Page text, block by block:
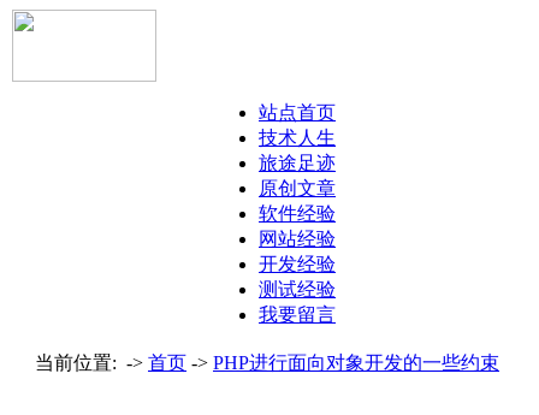
站点首页
技术人生
旅途足迹
原创文章
软件经验
网站经验
开发经验
测试经验
我要留言
当前位置: -> 首页 -> PHP进行面向对象开发的一些约束